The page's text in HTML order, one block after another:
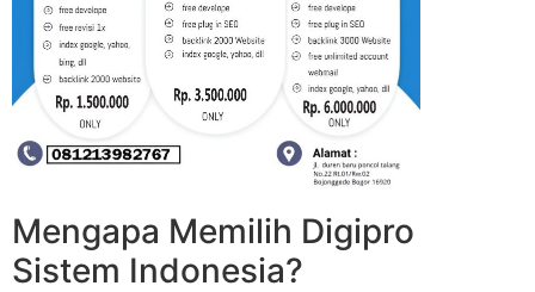
Mengapa Memilih Digipro
Sistem Indonesia?